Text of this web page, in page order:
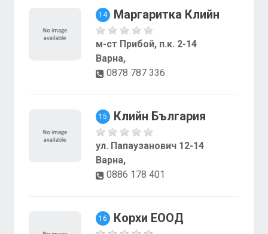
14 Маргаритка Клийн
м-ст Прибой, п.к. 2-14
Варна,
0878 787 336
15 Клийн България
ул. Папаузанович 12-14
Варна,
0886 178 401
16 Корхи ЕООД